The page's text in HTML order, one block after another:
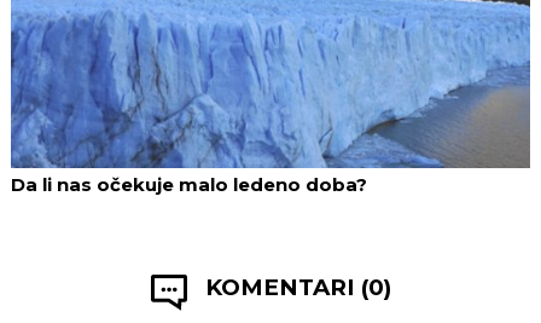
Da li nas očekuje malo ledeno doba?
KOMENTARI (0)